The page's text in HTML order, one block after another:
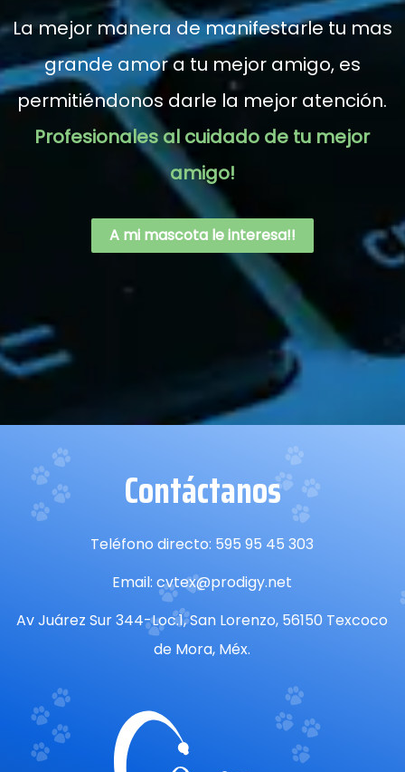
La mejor manera de manifestarle tu mas
grande amor a tu mejor amigo, es
permitiéndonos darle la mejor atención.
Profesionales al cuidado de tu mejor
amigo!
A mi mascota le interesa!!
Contáctanos
Teléfono directo: 595 95 45 303
Email: cvtex@prodigy.net
Av Juárez Sur 344-Loc.1, San Lorenzo, 56150 Texcoco
de Mora, Méx.